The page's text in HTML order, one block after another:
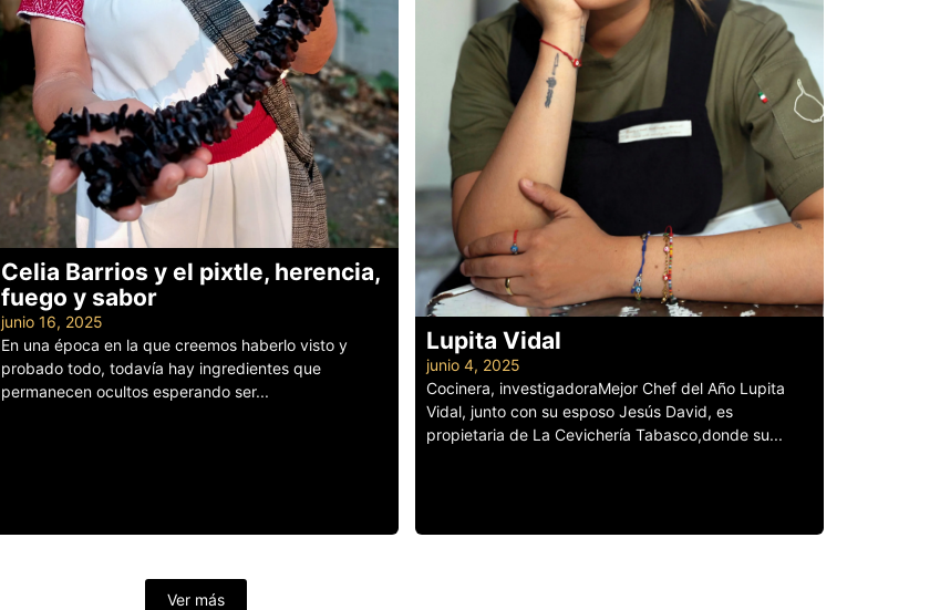
Celia Barrios y el pixtle, herencia,
fuego y sabor
junio 16, 2025
En una época en la que creemos haberlo visto y
probado todo, todavía hay ingredientes que
permanecen ocultos esperando ser...
Lupita Vidal
junio 4, 2025
Cocinera, investigadoraMejor Chef del Año Lupita
Vidal, junto con su esposo Jesús David, es
propietaria de La Cevichería Tabasco,donde su...
Ver más